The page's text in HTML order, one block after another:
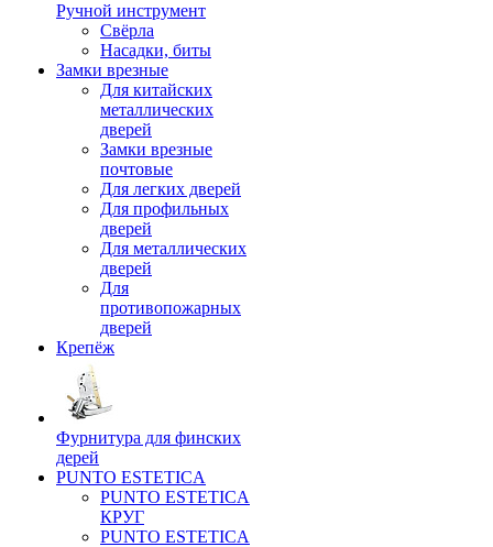
Ручной инструмент
Свёрла
Насадки, биты
Замки врезные
Для китайских
металлических
дверей
Замки врезные
почтовые
Для легких дверей
Для профильных
дверей
Для металлических
дверей
Для
противопожарных
дверей
Крепёж
Фурнитура для финских
дерей
PUNTO ESTETICA
PUNTO ESTETICA
КРУГ
PUNTO ESTETICA